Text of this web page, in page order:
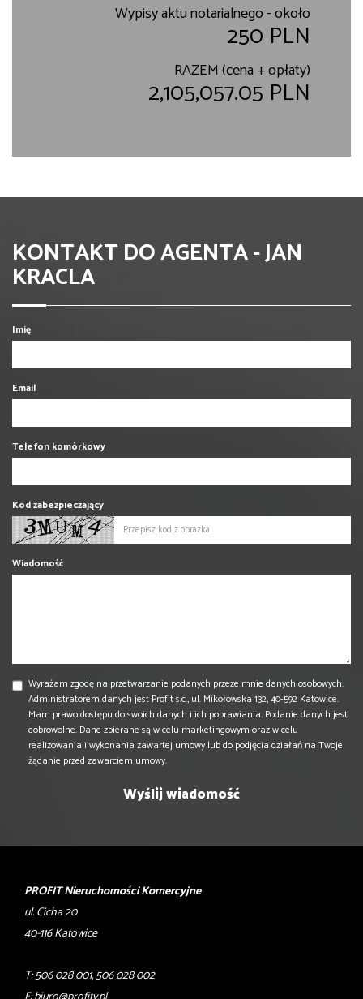
Wypisy aktu notarialnego - około
250 PLN
RAZEM (cena + opłaty)
2,105,057.05 PLN
KONTAKT DO AGENTA - JAN
KRACLA
Imię
Email
Telefon komórkowy
Kod zabezpieczający
Wiadomość
Wyrażam zgodę na przetwarzanie podanych przeze mnie danych osobowych.
Administratorem danych jest Profit s.c., ul. Mikołowska 132, 40-592 Katowice.
Mam prawo dostępu do swoich danych i ich poprawiania. Podanie danych jest
dobrowolne. Dane zbierane są w celu marketingowym oraz w celu
realizowania i wykonania zawartej umowy lub do podjęcia działań na Twoje
żądanie przed zawarciem umowy.
PROFIT Nieruchomości Komercyjne
ul. Cicha 20
40-116 Katowice
T: 506 028 001, 506 028 002